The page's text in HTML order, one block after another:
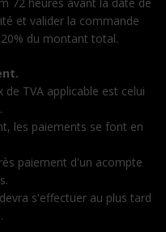
et valider la commande
du montant total.
TVA applicable est celui
les paiements se font en
paiement d'un acompte
s'effectuer au plus tard